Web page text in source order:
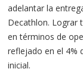
adelantar la
Decathlon. Lograr
en términos de
reflejado en el 4%
inicial.